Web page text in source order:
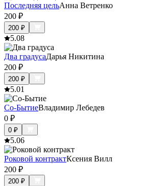
Последняя цельАнна Ветренко
200 ₽
200 ₽
5.08
Два градусаДарья Никитина
200 ₽
200 ₽
5.01
Со-БытиеВладимир Лебедев
0 ₽
0 ₽
5.06
Роковой контрактКсения Вилл
200 ₽
200 ₽